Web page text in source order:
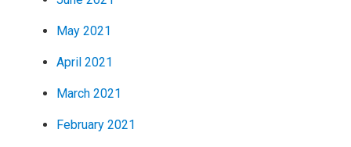
May 2021
April 2021
March 2021
February 2021